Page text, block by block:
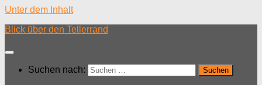
Unter dem Inhalt
Blick über den Tellerrand
Suchen nach: